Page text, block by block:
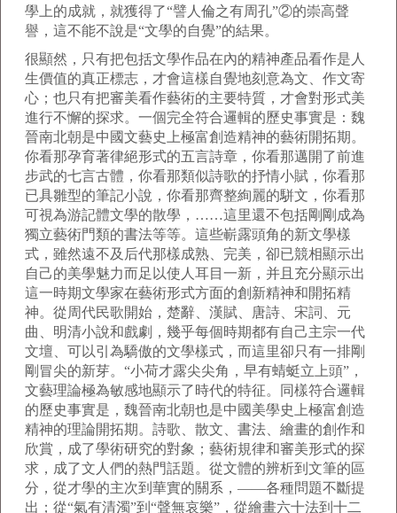
學上的成就，就獲得了“譬人倫之有周孔”②的崇高聲
譽，這不能不說是“文學的自覺”的結果。
很顯然，只有把包括文學作品在內的精神產品看作是人
生價值的真正標志，才會這樣自覺地刻意為文、作文寄
心；也只有把審美看作藝術的主要特質，才會對形式美
進行不懈的探求。一個完全符合邏輯的歷史事實是：魏
晉南北朝是中國文藝史上極富創造精神的藝術開拓期。
你看那孕育著律絕形式的五言詩章，你看那邁開了前進
步武的七言古體，你看那類似詩歌的抒情小賦，你看那
已具雛型的筆記小說，你看那齊整絢麗的駢文，你看那
可視為游記體文學的散學，……這里還不包括剛剛成為
獨立藝術門類的書法等等。這些嶄露頭角的新文學樣
式，雖然遠不及后代那樣成熟、完美，卻已競相顯示出
自己的美學魅力而足以使人耳目一新，并且充分顯示出
這一時期文學家在藝術形式方面的創新精神和開拓精
神。從周代民歌開始，楚辭、漢賦、唐詩、宋詞、元
曲、明清小說和戲劇，幾乎每個時期都有自己主宗一代
文壇、可以引為驕傲的文學樣式，而這里卻只有一排剛
剛冒尖的新芽。“小荷才露尖尖角，早有蜻蜓立上頭”，
文藝理論極為敏感地顯示了時代的特征。同樣符合邏輯
的歷史事實是，魏晉南北朝也是中國美學史上極富創造
精神的理論開拓期。詩歌、散文、書法、繪畫的創作和
欣賞，成了學術研究的對象；藝術規律和審美形式的探
求，成了文人們的熱門話題。從文體的辨析到文筆的區
分，從才學的主次到華實的關系，——各種問題不斷提
出；從“氣有清濁”到“聲無哀樂”，從繪畫六十法到十二